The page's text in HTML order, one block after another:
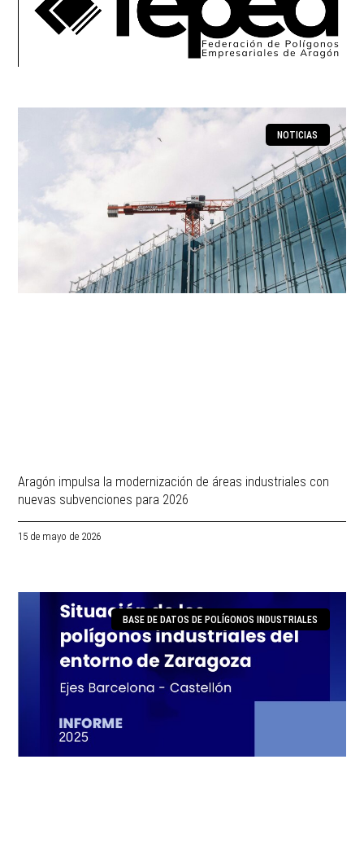
NOTICIAS
Aragón impulsa la modernización de áreas industriales con
nuevas subvenciones para 2026
15 de mayo de 2026
BASE DE DATOS DE POLÍGONOS INDUSTRIALES